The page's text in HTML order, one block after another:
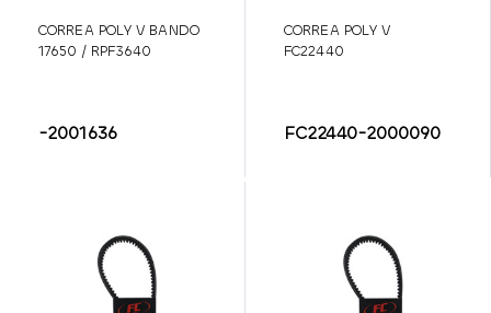
CORREA POLY V BANDO
17650 / RPF3640
-2001636
CORREA POLY V
FC22440
FC22440-2000090